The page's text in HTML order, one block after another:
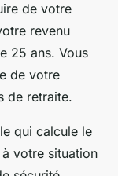
de votre
revenu
25 ans. Vous
de votre
de retraite.
qui calcule le
votre situation